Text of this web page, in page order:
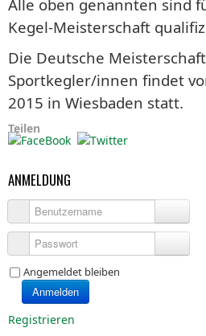
Alle oben genannten sind
Kegel-Meisterschaft
Die Deutsche
Sportkegler/innen findet
2015 in Wiesbaden statt.
Teilen
ANMELDUNG
Benutzername
Passwort
Angemeldet bleiben
Anmelden
Registrieren